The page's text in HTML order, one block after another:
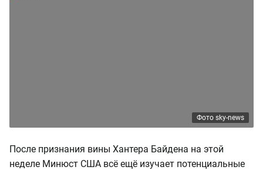
Фото sky-news
После признания вины Хантера Байдена на этой
неделе Минюст США всё ещё изучает потенциальные